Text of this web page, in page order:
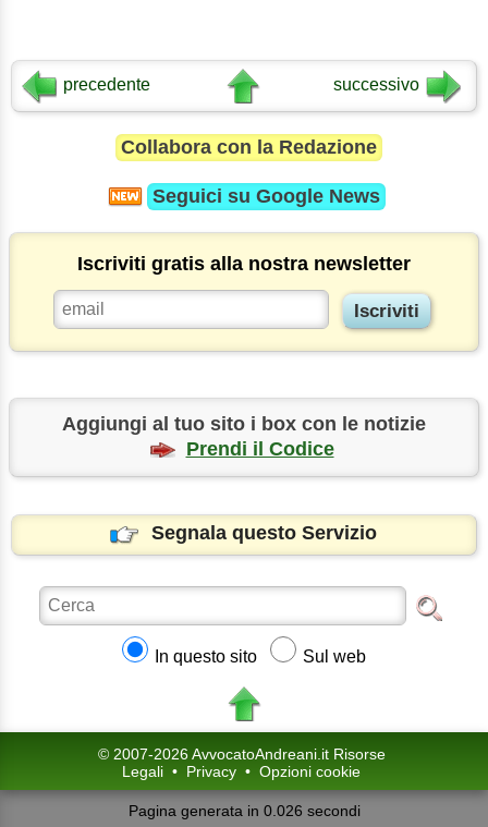
precedente successivo
Collabora con la Redazione
Seguici su Google News
Iscriviti gratis alla nostra newsletter
Aggiungi al tuo sito i box con le notizie
Prendi il Codice
Segnala questo Servizio
In questo sito Sul web
© 2007-2026 AvvocatoAndreani.it Risorse
Legali • Privacy • Opzioni cookie
Pagina generata in 0.026 secondi